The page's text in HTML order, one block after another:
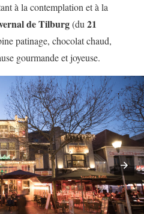
à la contemplation et à la
de Tilburg(du 21
patinage, chocolat chaud,
gourmande et joyeuse.